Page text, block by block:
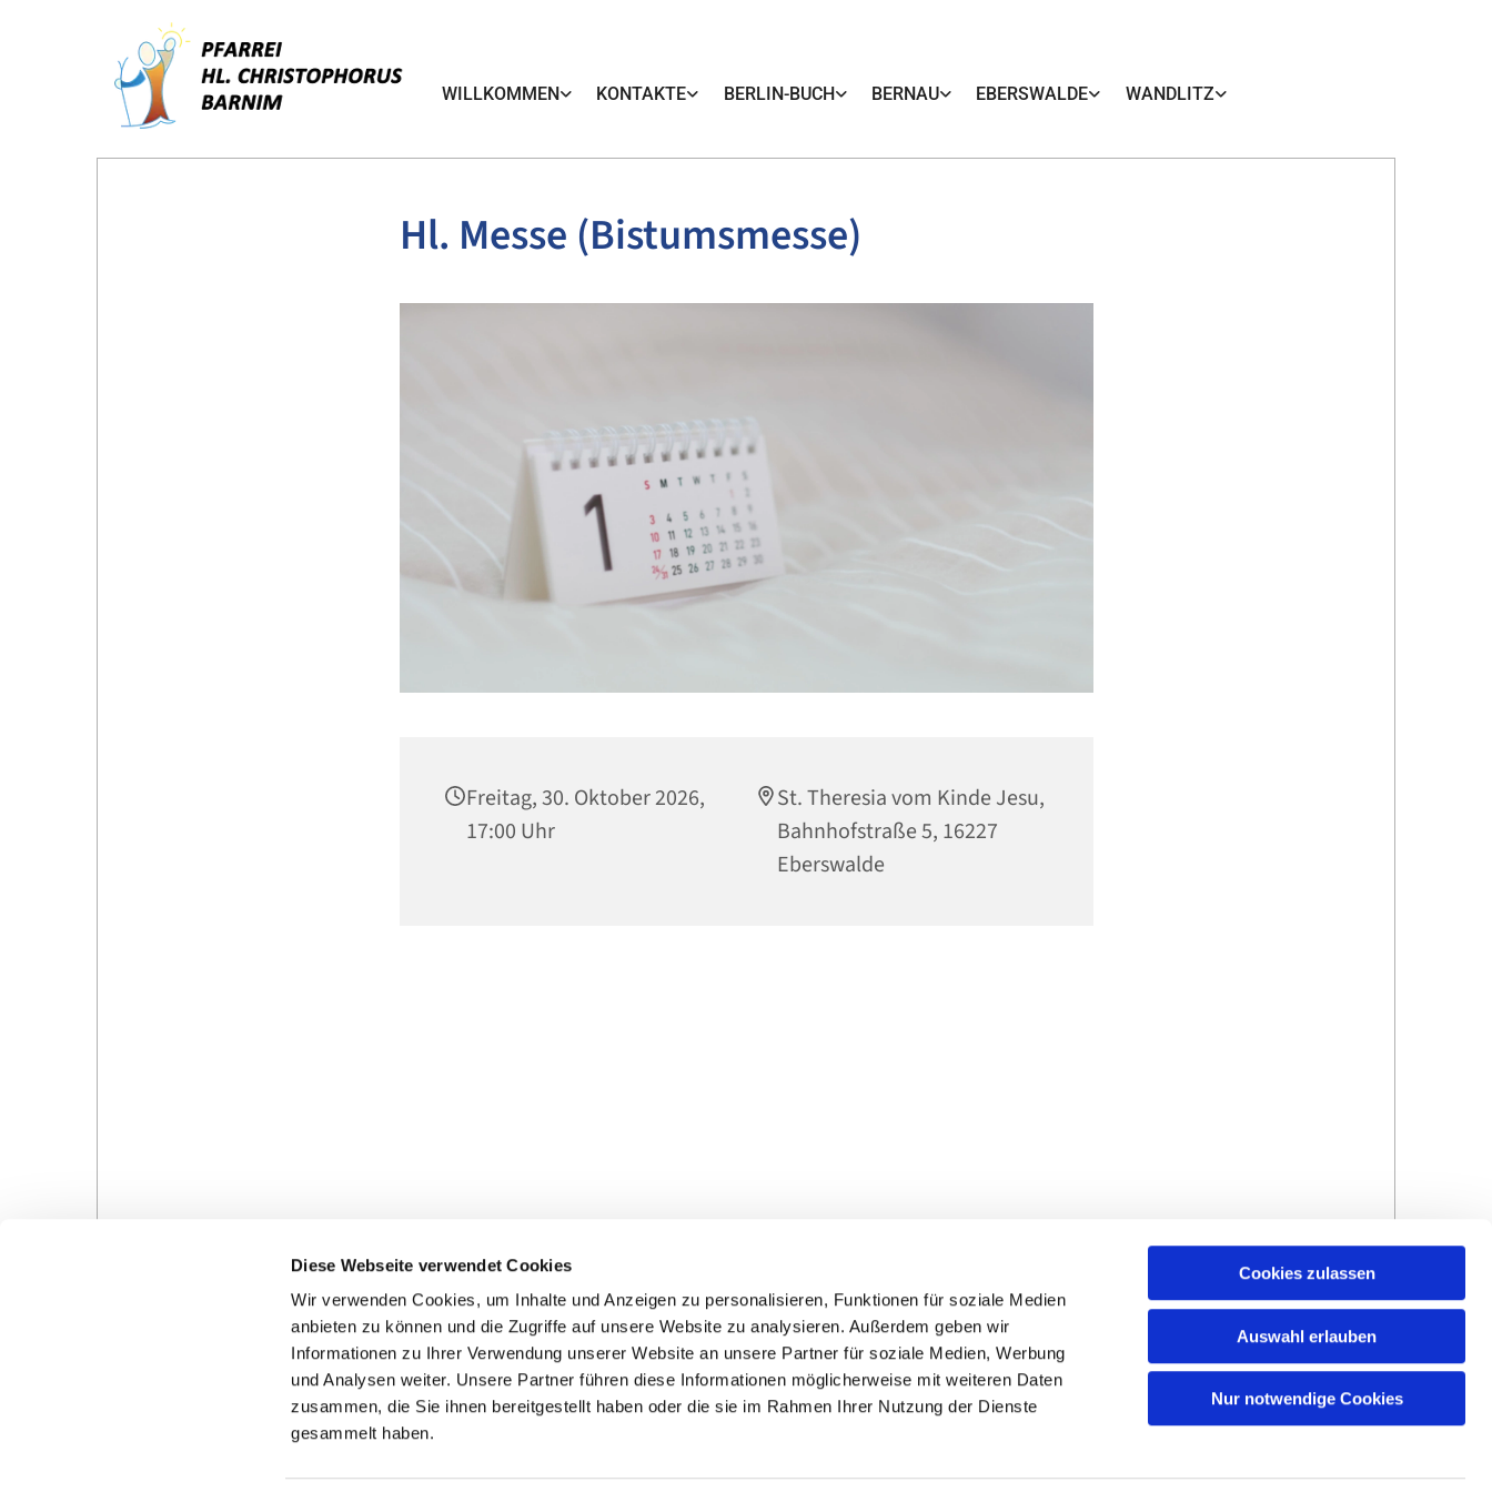
Diese Webseite verwendet Cookies
Wir verwenden Cookies, um Inhalte und Anzeigen zu personalisieren, Funktionen für soziale Medien
anbieten zu können und die Zugriffe auf unsere Website zu analysieren. Außerdem geben wir
Informationen zu Ihrer Verwendung unserer Website an unsere Partner für soziale Medien, Werbung
und Analysen weiter. Unsere Partner führen diese Informationen möglicherweise mit weiteren Daten
zusammen, die Sie ihnen bereitgestellt haben oder die sie im Rahmen Ihrer Nutzung der Dienste
gesammelt haben.
Cookies zulassen
Auswahl erlauben
Nur notwendige Cookies
WILLKOMMEN KONTAKTE BERLIN-BUCH BERNAU EBERSWALDE WANDLITZ
Hl. Messe (Bistumsmesse)
Freitag, 30. Oktober 2026,
17:00 Uhr
St. Theresia vom Kinde Jesu,
Bahnhofstraße 5, 16227
Eberswalde
Veranstaltungen in der
Pfarrei
Kontakte
Ansprechpersonen zum Schutz vor
sexualisierter Gewalt
Hinweisgebersystem
Impressum und